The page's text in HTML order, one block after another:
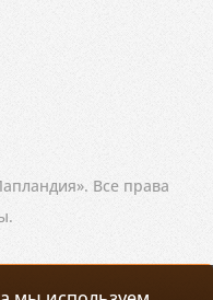
Все права